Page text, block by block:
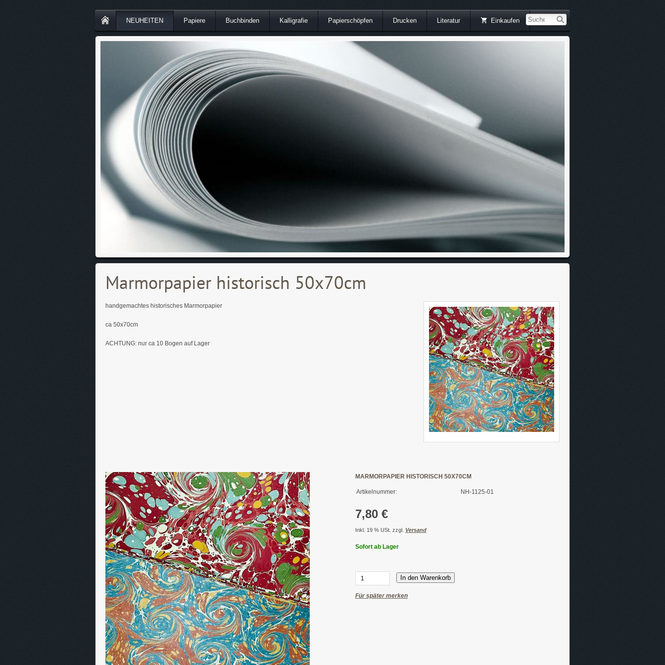
NEUHEITEN Papiere Buchbinden Kalligrafie Papierschöpfen Drucken Literatur Einkaufen
Marmorpapier historisch 50x70cm
handgemachtes historisches Marmorpapier
ca 50x70cm
ACHTUNG: nur ca 10 Bogen auf Lager
MARMORPAPIER HISTORISCH 50X70CM
Artikelnummer: NH-1125-01
7,80 €
Inkl. 19 % USt. zzgl. Versand
Sofort ab Lager
In den Warenkorb
Für später merken